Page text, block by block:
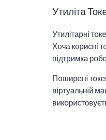
Утиліта
Утилітарні
Хоча корисні
підтримка
Поширені
віртуальній